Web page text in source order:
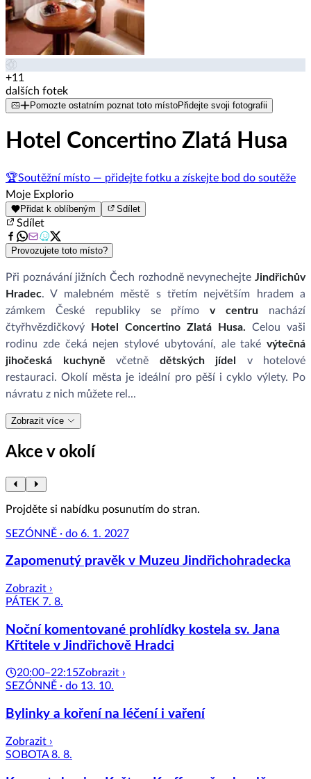
+11
dalších fotek
Pomozte ostatním poznat toto místoPřidejte svoji fotografii
Hotel Concertino Zlatá Husa
🏆Soutěžní místo — přidejte fotku a získejte bod do soutěže
Moje Explorio
Přidat k oblíbeným Sdílet
Sdílet
Provozujete toto místo?
Při poznávání jižních Čech rozhodně nevynechejte Jindřichův
Hradec. V malebném městě s třetím největším hradem a
zámkem České republiky se přímo v centru nachází
čtyřhvězdičkový Hotel Concertino Zlatá Husa. Celou vaši
rodinu zde čeká nejen stylové ubytování, ale také výtečná
jihočeská kuchyně včetně dětských jídel v hotelové
restauraci. Okolí města je ideální pro pěší i cyklo výlety. Po
návratu z nich můžete rel...
Zobrazit více
Akce v okolí
Projděte si nabídku posunutím do stran.
SEZÓNNĚ · do 6. 1. 2027
Zapomenutý pravěk v Muzeu Jindřichohradecka
Zobrazit ›
PÁTEK 7. 8.
Noční komentované prohlídky kostela sv. Jana
Křtitele v Jindřichově Hradci
20:00–22:15Zobrazit ›
SEZÓNNĚ · do 13. 10.
Bylinky a koření na léčení i vaření
Zobrazit ›
SOBOTA 8. 8.